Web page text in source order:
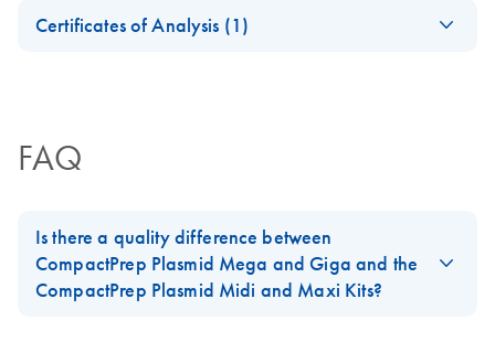
Certificates of Analysis (1)
FAQ
Is there a quality difference between
CompactPrep Plasmid Mega and Giga and the
CompactPrep Plasmid Midi and Maxi Kits?